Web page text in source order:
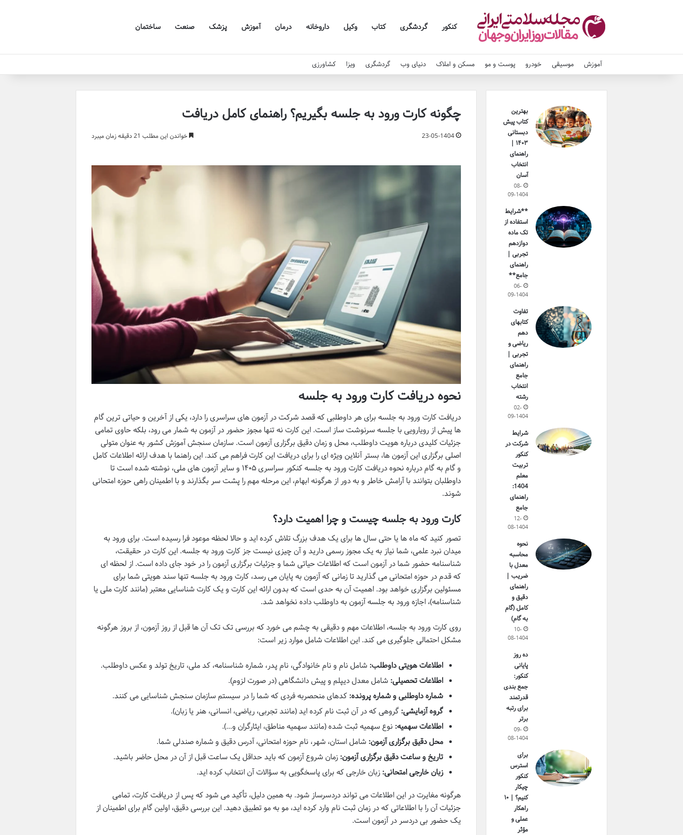
کنکور گردشگری کتاب وکیل داروخانه درمان آموزش پزشک صنعت ساختمان
آموزش موسیقی خودرو پوست و مو مسکن و املاک دنیای وب گردشگری ویزا کشاورزی
چگونه کارت ورود به جلسه بگیریم؟ راهنمای کامل دریافت
23-05-1404 خواندن این مطلب 21 دقیقه زمان میبرد
نحوه دریافت کارت ورود به جلسه
دریافت کارت ورود به جلسه برای هر داوطلبی که قصد شرکت در آزمون های سراسری را دارد، یکی از آخرین و حیاتی ترین گام
ها پیش از رویارویی با جلسه سرنوشت ساز است. این کارت نه تنها مجوز حضور در آزمون به شمار می رود، بلکه حاوی تمامی
جزئیات کلیدی درباره هویت داوطلب، محل و زمان دقیق برگزاری آزمون است. سازمان سنجش آموزش کشور به عنوان متولی
اصلی برگزاری این آزمون ها، بستر آنلاین ویژه ای را برای دریافت این کارت فراهم می کند. این راهنما با هدف ارائه اطلاعات کامل
و گام به گام درباره نحوه دریافت کارت ورود به جلسه کنکور سراسری ۱۴۰۵ و سایر آزمون های ملی، نوشته شده است تا
داوطلبان بتوانند با آرامش خاطر و به دور از هرگونه ابهام، این مرحله مهم را پشت سر بگذارند و با اطمینان راهی حوزه امتحانی
شوند.
کارت ورود به جلسه چیست و چرا اهمیت دارد؟
تصور کنید که ماه ها یا حتی سال ها برای یک هدف بزرگ تلاش کرده اید و حالا لحظه موعود فرا رسیده است. برای ورود به
میدان نبرد علمی، شما نیاز به یک مجوز رسمی دارید و آن چیزی نیست جز کارت ورود به جلسه. این کارت در حقیقت،
شناسنامه حضور شما در آزمون است که اطلاعات حیاتی شما و جزئیات برگزاری آزمون را در خود جای داده است. از لحظه ای
که قدم در حوزه امتحانی می گذارید تا زمانی که آزمون به پایان می رسد، کارت ورود به جلسه تنها سند هویتی شما برای
مسئولین برگزاری خواهد بود. اهمیت آن به حدی است که بدون ارائه این کارت و یک کارت شناسایی معتبر (مانند کارت ملی یا
شناسنامه)، اجازه ورود به جلسه آزمون به داوطلب داده نخواهد شد.
روی کارت ورود به جلسه، اطلاعات مهم و دقیقی به چشم می خورد که بررسی تک تک آن ها قبل از روز آزمون، از بروز هرگونه
مشکل احتمالی جلوگیری می کند. این اطلاعات شامل موارد زیر است:
اطلاعات هویتی داوطلب: شامل نام و نام خانوادگی، نام پدر، شماره شناسنامه، کد ملی، تاریخ تولد و عکس داوطلب.
اطلاعات تحصیلی: شامل معدل دیپلم و پیش دانشگاهی (در صورت لزوم).
شماره داوطلبی و شماره پرونده: کدهای منحصربه فردی که شما را در سیستم سازمان سنجش شناسایی می کنند.
گروه آزمایشی: گروهی که در آن ثبت نام کرده اید (مانند تجربی، ریاضی، انسانی، هنر یا زبان).
اطلاعات سهمیه: نوع سهمیه ثبت شده (مانند سهمیه مناطق، ایثارگران و…).
محل دقیق برگزاری آزمون: شامل استان، شهر، نام حوزه امتحانی، آدرس دقیق و شماره صندلی شما.
تاریخ و ساعت دقیق برگزاری آزمون: زمان شروع آزمون که باید حداقل یک ساعت قبل از آن در محل حاضر باشید.
زبان خارجی امتحانی: زبان خارجی که برای پاسخگویی به سؤالات آن انتخاب کرده اید.
هرگونه مغایرت در این اطلاعات می تواند دردسرساز شود. به همین دلیل، تأکید می شود که پس از دریافت کارت، تمامی
جزئیات آن را با اطلاعاتی که در زمان ثبت نام وارد کرده اید، مو به مو تطبیق دهید. این بررسی دقیق، اولین گام برای اطمینان از
یک حضور بی دردسر در آزمون است.
بهترین
کتاب پیش
دبستانی
۱۴۰۳ |
راهنمای
انتخاب
آسان
08-
09-1404
**شرایط
استفاده از
تک ماده
دوازدهم
تجربی |
راهنمای
جامع**
06-
09-1404
تفاوت
کتابهای
دهم
ریاضی و
تجربی |
راهنمای
جامع
انتخاب
رشته
02-
09-1404
شرایط
شرکت در
کنکور
تربیت
معلم
1404:
راهنمای
جامع
12-
08-1404
نحوه
محاسبه
معدل با
ضریب |
راهنمای
دقیق و
کامل (گام
به گام)
10-
08-1404
ده روز
پایانی
کنکور:
جمع بندی
قدرتمند
برای رتبه
برتر
09-
08-1404
برای
استرس
کنکور
چیکار
کنیم؟ | ۱۰
راهکار
عملی و
مؤثر